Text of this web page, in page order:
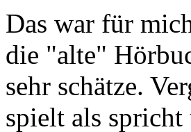
Das war für
die "alte"
sehr schätze.
spielt als